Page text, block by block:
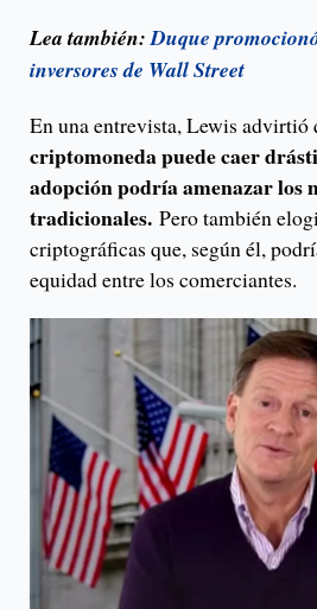
Lea también:Duque
inversores de Wall Street
En una entrevista, Lewis advirtió
criptomoneda puede caer
adopción podría amenazar los
tradicionales. Pero también
criptográficas que, según él,
equidad entre los comerciantes.